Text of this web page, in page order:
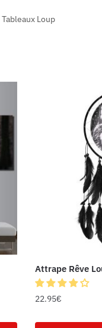
Tableaux Loup
Attrape Rêve
22.95€